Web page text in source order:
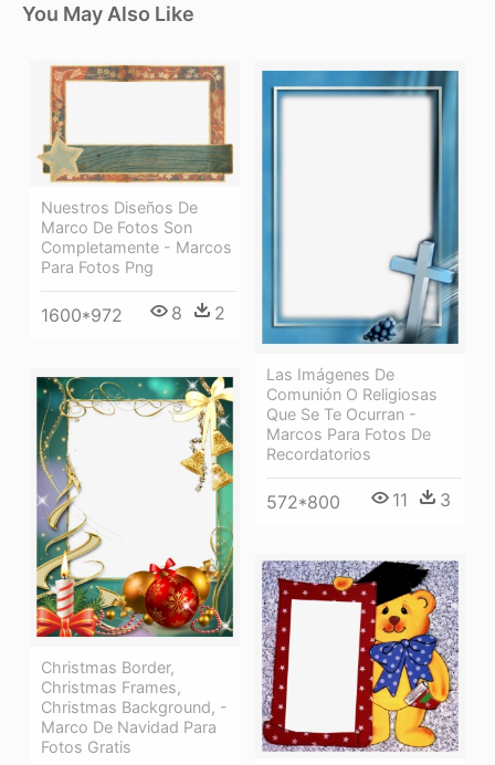
You May Also Like
Nuestros Diseños De
Marco De Fotos Son
Completamente - Marcos
Para Fotos Png
1600*972 8 2
Las Imágenes De
Comunión O Religiosas
Que Se Te Ocurran -
Marcos Para Fotos De
Recordatorios
572*800 11 3
Christmas Border,
Christmas Frames,
Christmas Background, -
Marco De Navidad Para
Fotos Gratis